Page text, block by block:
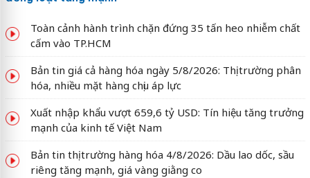
Toàn cảnh hành trình chặn đứng 35 tấn heo nhiễm chất
cấm vào TP.HCM
Bản tin giá cả hàng hóa ngày 5/8/2026: Thị trường phân
hóa, nhiều mặt hàng chịu áp lực
Xuất nhập khẩu vượt 659,6 tỷ USD: Tín hiệu tăng trưởng
mạnh của kinh tế Việt Nam
Bản tin thị trường hàng hóa 4/8/2026: Dầu lao dốc, sầu
riêng tăng mạnh, giá vàng giằng co